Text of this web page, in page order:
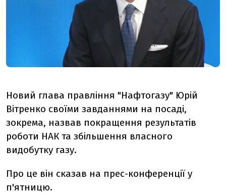
Новий глава правління "Нафтогазу" Юрій
Вітренко своїми завданнями на посаді,
зокрема, назвав покращення результатів
роботи НАК та збільшення власного
видобутку газу.
Про це він сказав на прес-конференції у
п'ятницю.